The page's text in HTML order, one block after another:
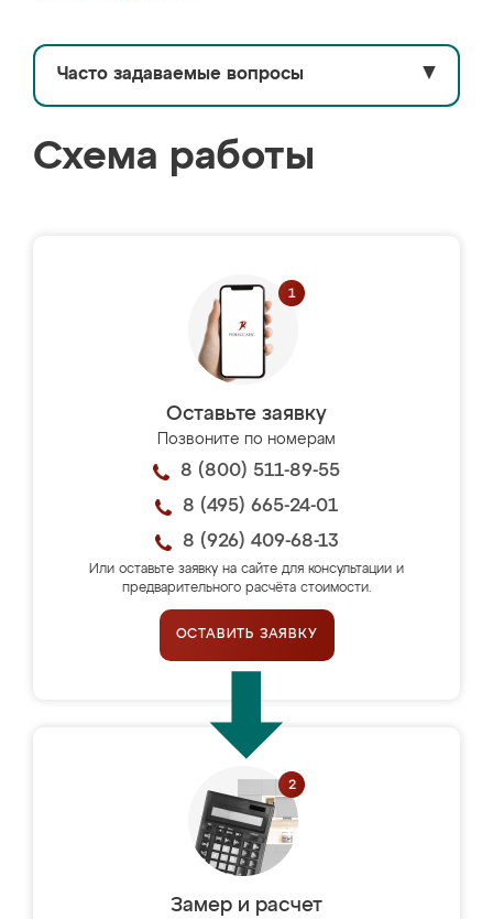
Часто задаваемые вопросы ▼
Схема работы
Оставьте заявку
Позвоните по номерам
8 (800) 511-89-55
8 (495) 665-24-01
8 (926) 409-68-13
Или оставьте заявку на сайте для консультации и
предварительного расчёта стоимости.
ОСТАВИТЬ ЗАЯВКУ
Замер и расчет